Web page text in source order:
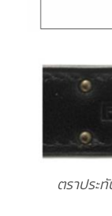
ตราประ